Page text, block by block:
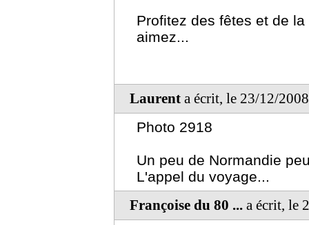
Profitez des fêtes et de
aimez...
Laurent a écrit, le 23/12/
Photo 2918
Un peu de Normandie
L'appel du voyage...
Françoise du 80 ... a écrit, le